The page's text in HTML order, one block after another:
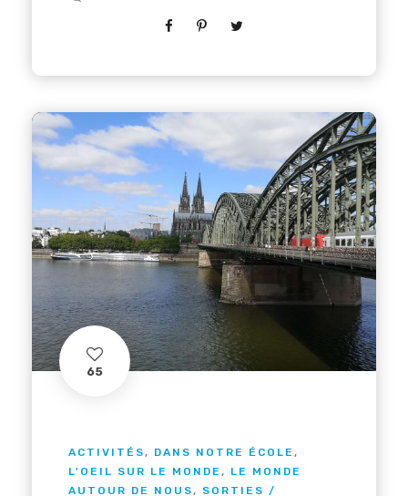
65
ACTIVITÉS, DANS NOTRE ÉCOLE ,
L'OEIL SUR LE MONDE , LE MONDE
AUTOUR DE NOUS, SORTIES /